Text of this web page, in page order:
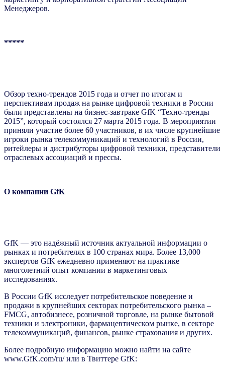
Менеджеров.
*****
Обзор техно-трендов 2015 года и отчет по итогам и
перспективам продаж на рынке цифровой техники в России
были представлены на бизнес-завтраке GfK “Техно-тренды
2015”, который состоялся 27 марта 2015 года. В мероприятии
приняли участие более 60 участников, в их числе крупнейшие
игроки рынка телекоммуникаций и технологий в России,
ритейлеры и дистрибуторы цифровой техники, представители
отраслевых ассоциаций и прессы.
О компании GfK
GfK — это надёжный источник актуальной информации о
рынках и потребителях в 100 странах мира. Более 13,000
экспертов GfK ежедневно применяют на практике
многолетний опыт компании в маркетинговых
исследованиях.
В России GfK исследует потребительское поведение и
продажи в крупнейших секторах потребительского рынка –
FMCG, автобизнесе, розничной торговле, на рынке бытовой
техники и электроники, фармацевтическом рынке, в секторе
телекоммуникаций, финансов, рынке страхования и других.
Более подробную информацию можно найти на сайте
www.GfK.com/ru/ или в Твиттере GfK: